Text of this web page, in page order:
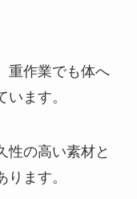
重作業でも体へ
ます。
性の高い素材と
ます。